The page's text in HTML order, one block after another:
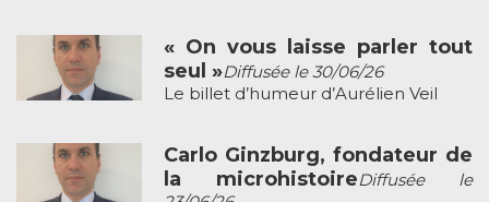
« On vous laisse parler tout
seul »Diffusée le 30/06/26
Le billet d’humeur d’Aurélien Veil
Carlo Ginzburg, fondateur de
la microhistoireDiffusée le